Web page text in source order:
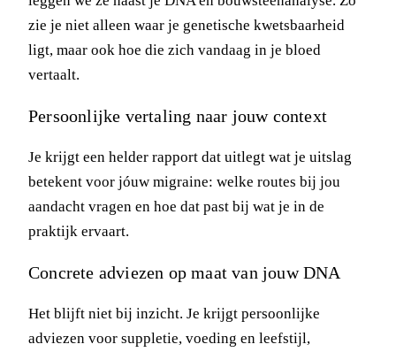
zie je niet alleen waar je genetische kwetsbaarheid
ligt, maar ook hoe die zich vandaag in je bloed
vertaalt.
Persoonlijke vertaling naar jouw context
Je krijgt een helder rapport dat uitlegt wat je uitslag
betekent voor jóuw migraine: welke routes bij jou
aandacht vragen en hoe dat past bij wat je in de
praktijk ervaart.
Concrete adviezen op maat van jouw DNA
Het blijft niet bij inzicht. Je krijgt persoonlijke
adviezen voor suppletie, voeding en leefstijl,